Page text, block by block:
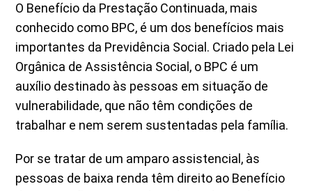
O Benefício da Prestação Continuada, mais
conhecido como BPC, é um dos benefícios mais
importantes da Previdência Social. Criado pela Lei
Orgânica de Assistência Social, o BPC é um
auxílio destinado às pessoas em situação de
vulnerabilidade, que não têm condições de
trabalhar e nem serem sustentadas pela família.
Por se tratar de um amparo assistencial, às
pessoas de baixa renda têm direito ao Benefício